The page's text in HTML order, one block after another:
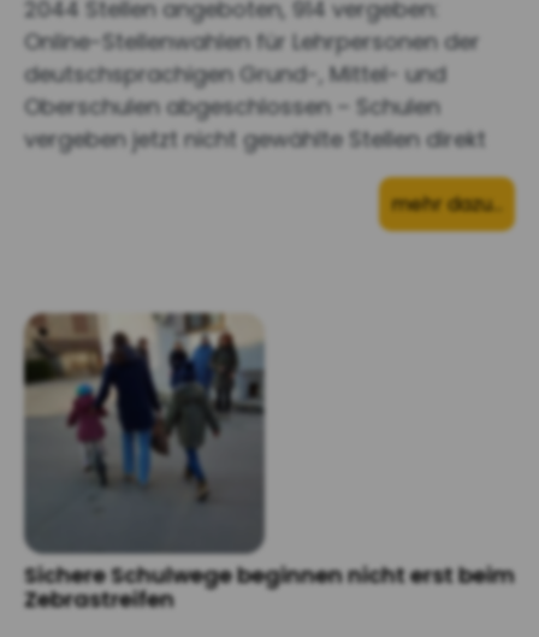
2044 Stellen angeboten, 914 vergeben:
Online-Stellenwahlen für Lehrpersonen der
deutschsprachigen Grund-, Mittel- und
Oberschulen abgeschlossen – Schulen
vergeben jetzt nicht gewählte Stellen direkt
mehr dazu…
Sichere Schulwege beginnen nicht erst beim
Zebrastreifen